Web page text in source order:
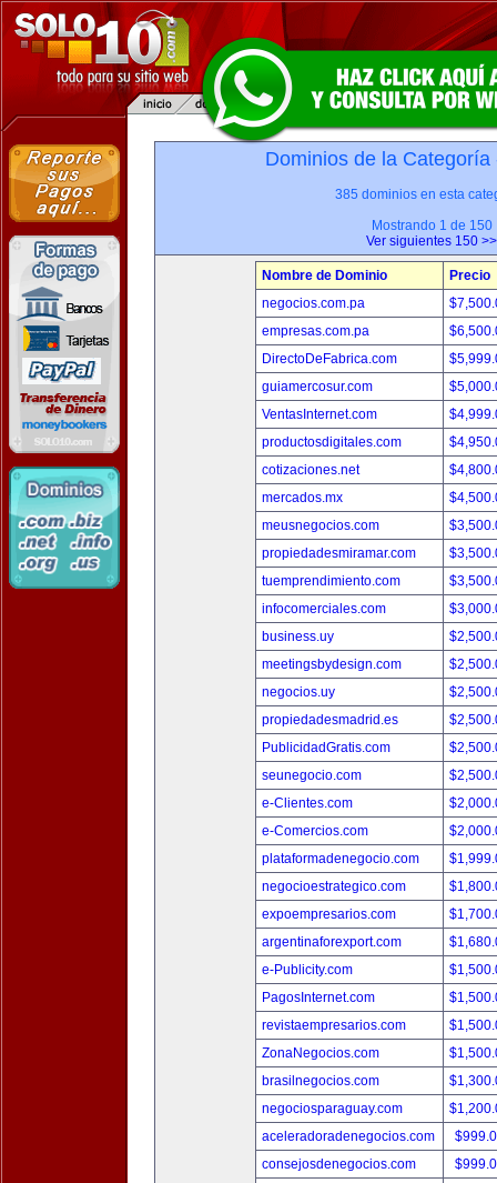
Dominios de la
385 dominios en esta
Mostrando 1 de 150
Ver siguientes 150 >>
Nombre de Dominio
Precio
negocios.com.pa
empresas.com.pa
DirectoDeFabrica.com
guiamercosur.com
VentasInternet.com
productosdigitales.com
cotizaciones.net
mercados.mx
meusnegocios.com
propiedadesmiramar.com
tuemprendimiento.com
infocomerciales.com
business.uy
meetingsbydesign.com
negocios.uy
propiedadesmadrid.es
PublicidadGratis.com
seunegocio.com
e-Clientes.com
e-Comercios.com
plataformadenegocio.com
negocioestrategico.com
expoempresarios.com
argentinaforexport.com
e-Publicity.com
PagosInternet.com
revistaempresarios.com
ZonaNegocios.com
brasilnegocios.com
negociosparaguay.com
aceleradoradenegocios.com
consejosdenegocios.com